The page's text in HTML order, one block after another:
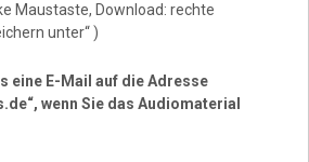
Maustaste, Download: rechte
unter“ )
eine E-Mail auf die Adresse
wenn Sie das Audiomaterial